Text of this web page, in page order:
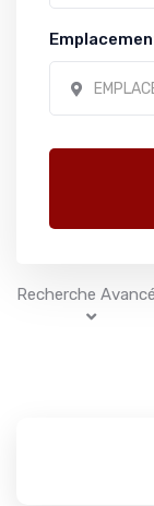
Recherche